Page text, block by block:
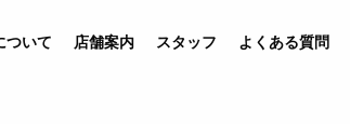
ついて 店舗案内 スタッフ よくある質問